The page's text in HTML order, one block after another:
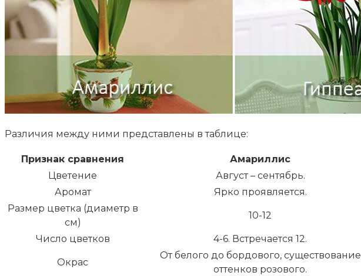
Различия между ними представлены в таблице:
Признак сравнения Амариллис
Цветение
Август – сентябрь.
Аромат
Ярко проявляется.
Размер цветка (диаметр в
см)
10-12
Число цветков 4-6. Встречается 12.
Окрас
От белого до бордового, существование
оттенков розового.